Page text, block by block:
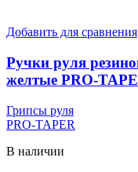
Добавить для сравнения
Ручки руля
желтые PRO-
Грипсы руля
PRO-TAPER
В наличии